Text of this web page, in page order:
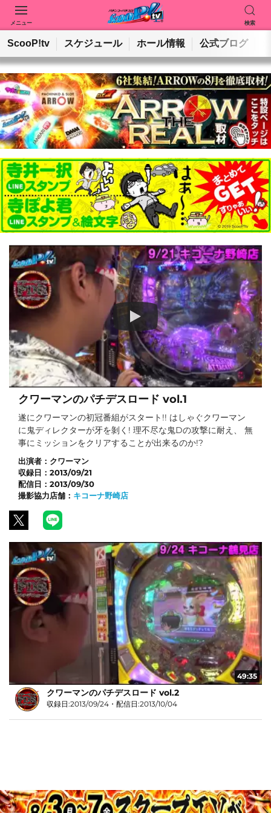
メニュー 検索
動画を検索 ホールを検索
検索
ScooP!tv スケジュール ホール情報 公式ブログ
クワーマンのパチデスロード vol.1
遂にクワーマンの初冠番組がスタート!! はしゃぐクワーマン
に鬼ディレクターが牙を剝く! 理不尽な鬼Dの攻撃に耐え、 無
事にミッションをクリアすることが出来るのか!?
出演者： クワーマン
収録日： 2013/09/21
配信日： 2013/09/30
撮影協力店舗： キコーナ野崎店
49:35
クワーマンのパチデスロード vol.2
収録日:2013/09/24・配信日:2013/10/04